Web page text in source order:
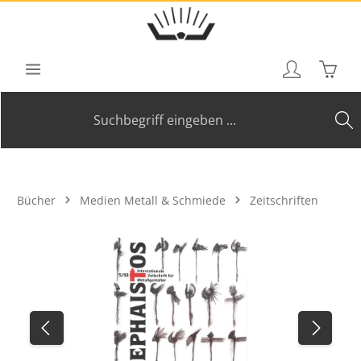
Zum Hauptinhalt springen
Bücher Medien Metall & Schmiede Zeitschriften
Bildergalerie überspringen